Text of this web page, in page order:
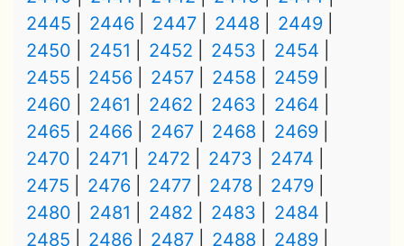
2445
2446 2447 2448
2449
2450
2451 2452 2453
2454
2455
2456 2457 2458
2459
2460
2461 2462 2463
2464
2465
2466 2467 2468
2469
2470
2471 2472 2473
2474
2475
2476 2477 2478
2479
2480
2481 2482 2483
2484
2485
2486 2487 2488
2489